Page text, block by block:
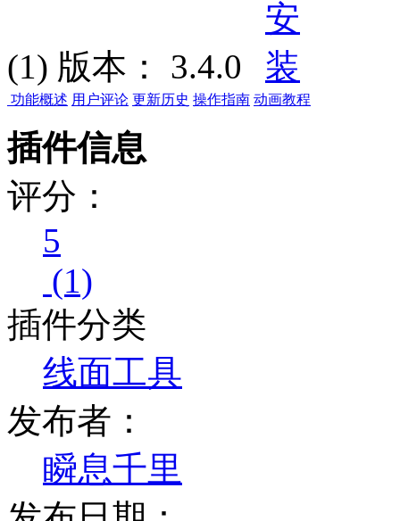
(1) 版本： 3.4.0
功能概述 用户评论 更新历史 操作指南 动画教程
插件信息
评分：
5
(1)
插件分类
线面工具
发布者：
瞬息千里